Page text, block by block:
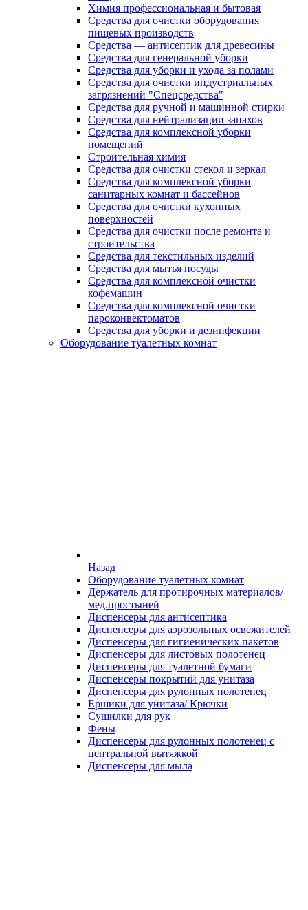
Химия профессиональная и бытовая
Средства для очистки оборудования
пищевых производств
Средства — антисептик для древесины
Средства для генеральной уборки
Средства для уборки и ухода за полами
Средства для очистки индустриальных
загрязнений "Спецсредства"
Средства для ручной и машинной стирки
Средства для нейтрализации запахов
Средства для комплексной уборки
помещений
Строительная химия
Средства для очистки стекол и зеркал
Средства для комплексной уборки
санитарных комнат и бассейнов
Средства для очистки кухонных
поверхностей
Средства для очистки после ремонта и
строительства
Средства для текстильных изделий
Средства для мытья посуды
Средства для комплексной очистки
кофемашин
Средства для комплексной очистки
пароконвектоматов
Средства для уборки и дезинфекции
Оборудование туалетных комнат
Назад
Оборудование туалетных комнат
Держатель для протирочных материалов/
мед.простыней
Диспенсеры для антисептика
Диспенсеры для аэрозольных освежителей
Диспенсеры для гигиенических пакетов
Диспенсеры для листовых полотенец
Диспенсеры для туалетной бумаги
Диспенсеры покрытий для унитаза
Диспенсеры для рулонных полотенец
Ершики для унитаза/ Крючки
Сушилки для рук
Фены
Диспенсеры для рулонных полотенец с
центральной вытяжкой
Диспенсеры для мыла